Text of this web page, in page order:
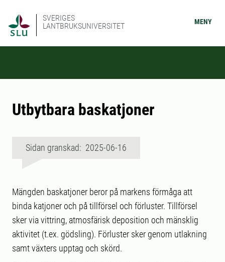
SVERIGES
LANTBRUKSUNIVERSITET
MENY
Utbytbara baskatjoner
Sidan granskad: 2025-06-16
Mängden baskatjoner beror på markens förmåga att
binda katjoner och på tillförsel och förluster. Tillförsel
sker via vittring, atmosfärisk deposition och mänsklig
aktivitet (t.ex. gödsling). Förluster sker genom utlakning
samt växters upptag och skörd.